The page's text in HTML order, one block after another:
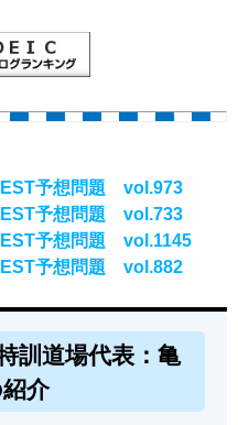
予想問題 vol.973
予想問題 vol.733
予想問題 vol.1145
予想問題 vol.882
訓道場代表：亀
介